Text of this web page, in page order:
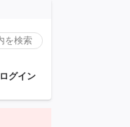
ログイン